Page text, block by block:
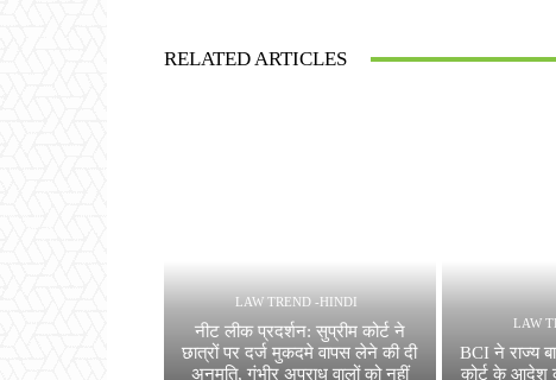
RELATED ARTICLES
LAW TREND -HINDI
नीट लीक प्रदर्शन: सुप्रीम कोर्ट ने
छात्रों पर दर्ज मुकदमे वापस लेने की दी
अनुमति, गंभीर अपराध वालों को नहीं
LAW
BCI ने राज्य
कोर्ट के आदेश